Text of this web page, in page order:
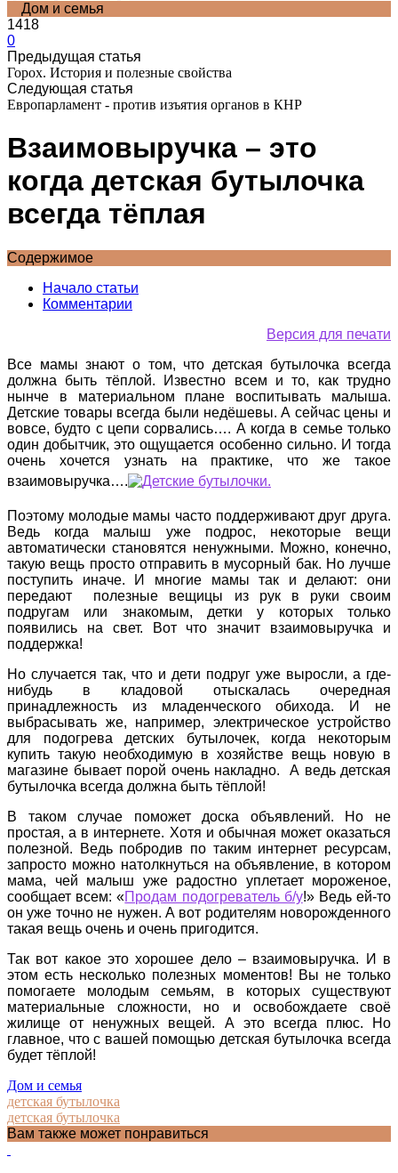
Дом и семья
1418
0
Предыдущая статья
Горох. История и полезные свойства
Следующая статья
Европарламент - против изъятия органов в КНР
Взаимовыручка – это
когда детская бутылочка
всегда тёплая
Содержимое
Начало статьи
Комментарии
Версия для печати
Все мамы знают о том, что детская бутылочка всегда
должна быть тёплой. Известно всем и то, как трудно
нынче в материальном плане воспитывать малыша.
Детские товары всегда были недёшевы. А сейчас цены и
вовсе, будто с цепи сорвались…. А когда в семье только
один добытчик, это ощущается особенно сильно. И тогда
очень хочется узнать на практике, что же такое
взаимовыручка….
Поэтому молодые мамы часто поддерживают друг друга.
Ведь когда малыш уже подрос, некоторые вещи
автоматически становятся ненужными. Можно, конечно,
такую вещь просто отправить в мусорный бак. Но лучше
поступить иначе. И многие мамы так и делают: они
передают полезные вещицы из рук в руки своим
подругам или знакомым, детки у которых только
появились на свет. Вот что значит взаимовыручка и
поддержка!
Но случается так, что и дети подруг уже выросли, а где-
нибудь в кладовой отыскалась очередная
принадлежность из младенческого обихода. И не
выбрасывать же, например, электрическое устройство
для подогрева детских бутылочек, когда некоторым
купить такую необходимую в хозяйстве вещь новую в
магазине бывает порой очень накладно. А ведь детская
бутылочка всегда должна быть тёплой!
В таком случае поможет доска объявлений. Но не
простая, а в интернете. Хотя и обычная может оказаться
полезной. Ведь побродив по таким интернет ресурсам,
запросто можно натолкнуться на объявление, в котором
мама, чей малыш уже радостно уплетает мороженое,
сообщает всем: «Продам подогреватель б/у!» Ведь ей-то
он уже точно не нужен. А вот родителям новорожденного
такая вещь очень и очень пригодится.
Так вот какое это хорошее дело – взаимовыручка. И в
этом есть несколько полезных моментов! Вы не только
помогаете молодым семьям, в которых существуют
материальные сложности, но и освобождаете своё
жилище от ненужных вещей. А это всегда плюс. Но
главное, что с вашей помощью детская бутылочка всегда
будет тёплой!
Дом и семья
детская бутылочка
детская бутылочка
Вам также может понравиться